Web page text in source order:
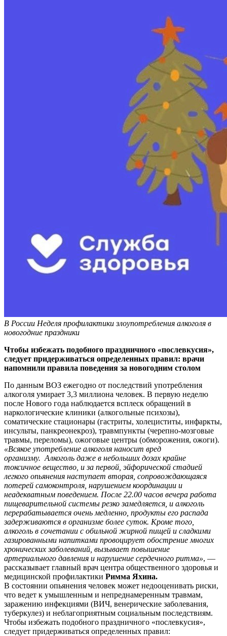
В России Неделя профилактики злоупотребления алкоголя в
новогодние праздники
Чтобы избежать подобного праздничного «послевкусия»,
следует придерживаться определенных правил: врачи
напомнили правила поведения за новогодним столом
По данным ВОЗ ежегодно от последствий употребления
алкоголя умирает 3,3 миллиона человек. В первую неделю
после Нового года наблюдается всплеск обращений в
наркологические клиники (алкогольные психозы),
соматические стационары (гастриты, холециститы, инфаркты,
инсульты, панкреонекроз), травмпункты (черепно-мозговые
травмы, переломы), ожоговые центры (обморожения, ожоги).
«Всякое употребление алкоголя наносит вред
организму. Алкоголь даже в небольших дозах крайне
токсичное вещество, и за первой, эйфорической стадией
легкого опьянения наступает вторая, сопровождающаяся
потерей самоконтроля, нарушением координации и
неадекватным поведением. После 22.00 часов вечера работа
пищеварительной системы резко замедляется, и алкоголь
перерабатывается очень медленно, продукты его распада
задерживаются в организме более суток. Кроме того,
алкоголь в сочетании с обильной жирной пищей и сладкими
газированными напитками провоцирует обострение многих
хронических заболеваний, вызывает повышение
артериального давления и нарушение сердечного ритма», —
рассказывает главный врач центра общественного здоровья и
медицинской профилактики Римма Яхина.
В состоянии опьянения человек может недооценивать риски,
что ведет к умышленным и непреднамеренным травмам,
заражению инфекциями (ВИЧ, венерические заболевания,
туберкулез) и неблагоприятным социальным последствиям.
Чтобы избежать подобного праздничного «послевкусия»,
следует придерживаться определенных правил: